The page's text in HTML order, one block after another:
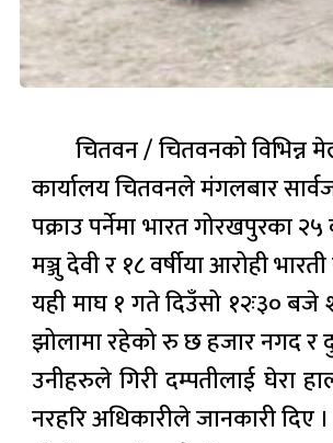
चितवन / चितवनको विभिन्न
कार्यालय चितवनले मंगलबार
पक्राउ पर्नेमा भारत गोरखपुरका २५
मञ्जु देवी र १८ वर्षीया आरोही
यही माघ १ गते दिउँसो १२ः३०
झोलामा रहेको रु छ हजार नगद र
उनीहरुले गिरी दम्पतीलाई घेरा
नरहरि अधिकारीले जानकारी